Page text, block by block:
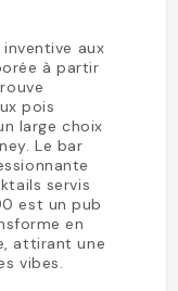
aux
à partir
pois
large choix
Le bar
servis
est un pub
en
attirant une
vibes.